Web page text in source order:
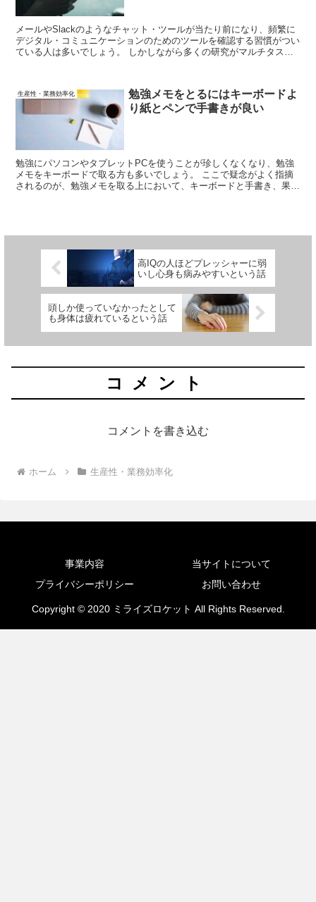
メールやSlackのようなチャット・ツールが当たり前になり、頻繁に
デジタル・コミュニケーションのためのツールを確認する習慣がつい
ている人は多いでしょう。 しかしながら多くの研究がマルチタスク
生産性・業務効率化
勉強メモをとるにはキーボードよ
り紙とペンで手書きが良い
勉強にパソコンやタブレットPCを使うことが珍しくなくなり、勉強
メモをキーボードで取る方も多いでしょう。 ここで疑念がよく指摘
されるのが、勉強メモを取る上において、キーボードと手書き、果た
高IQの人ほどプレッシャーに弱
いし心身も病みやすいという話
頭しか使っていなかったとして
も身体は疲れているという話
コメント
コメントを書き込む
ホーム 生産性・業務効率化
事業内容
当サイトについて
プライバシーポリシー
お問い合わせ
Copyright © 2020 ミライズロケット All Rights Reserved.